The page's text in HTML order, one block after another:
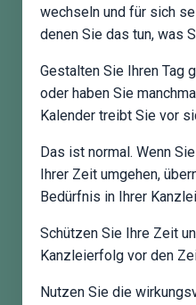
wechseln und für sich
denen Sie das tun, was
Gestalten Sie Ihren Tag
oder haben Sie
Kalender treibt Sie vor
Das ist normal. Wenn
Ihrer Zeit umgehen,
Bedürfnis in Ihrer
Schützen Sie Ihre Zeit
Kanzleierfolg vor den
Nutzen Sie die